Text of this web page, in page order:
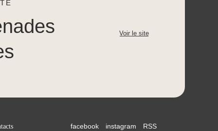
Voir le site
facebook instagram RSS